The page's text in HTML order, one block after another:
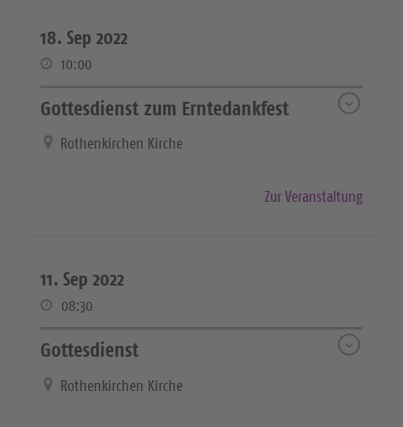
18. Sep 2022
10:00
Gottesdienst zum Erntedankfest
Rothenkirchen Kirche
Zur Veranstaltung
11. Sep 2022
08:30
Gottesdienst
Rothenkirchen Kirche